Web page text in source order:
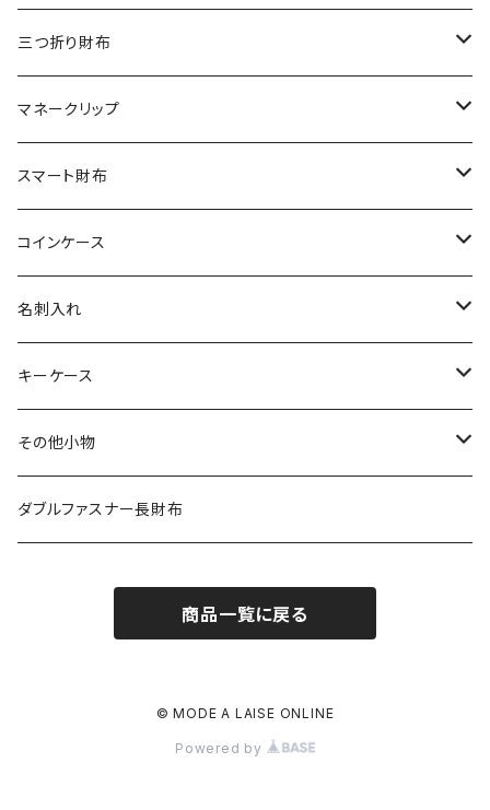
リザード
エレファント
その他の革
シャーク
リザード
エレファント
その他の革
オーストリッチ
シャーク
リザード
エレファント
その他の革
ダイヤモンドパイソン
オーストリッチ
シャーク
リザード
エレファント
その他の革
クロコダイル
ダイヤモンドパイソン
オーストリッチ
シャーク
リザード
エレファント
その他の革
三つ折り財布
クロコダイル
ダイヤモンドパイソン
オーストリッチ
シャーク
リザード
エレファント
その他の革
マネークリップ
クロコダイル
ダイヤモンドパイソン
オーストリッチ
シャーク
リザード
エレファント
スマート財布
クロコダイル
ダイヤモンドパイソン
オーストリッチ
シャーク
リザード
コインケース
クロコダイル
ダイヤモンドパイソン
オーストリッチ
シャーク
名刺入れ
クロコダイル
ダイヤモンドパイソン
オーストリッチ
キーケース
クロコダイル
ダイヤモンドパイソン
その他小物
クロコダイル
オーストリッチ
ダブルファスナー長財布
商品一覧に戻る
© MODE A LAISE ONLINE
Powered by